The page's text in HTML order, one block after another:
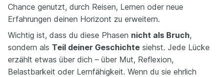
Chance genutzt, durch Reisen, Lernen oder neue
Erfahrungen deinen Horizont zu erweitern.
Wichtig ist, dass du diese Phasen nicht als Bruch,
sondern als Teil deiner Geschichte siehst. Jede Lücke
erzählt etwas über dich – über Mut, Reflexion,
Belastbarkeit oder Lernfähigkeit. Wenn du sie ehrlich